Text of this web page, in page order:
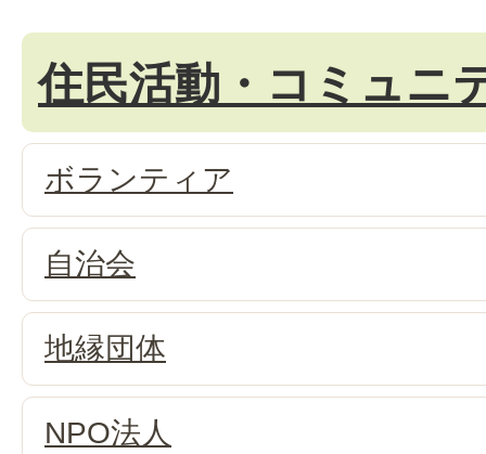
住民活動・コミュニ
ボランティア
自治会
地縁団体
NPO法人